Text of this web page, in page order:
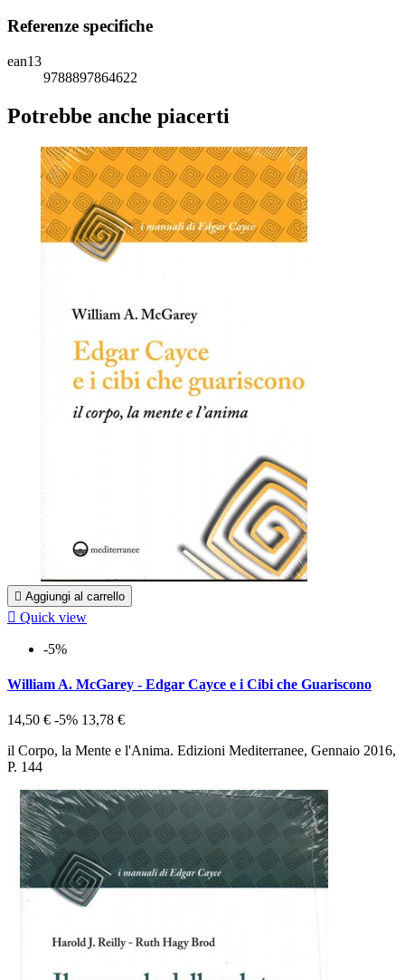
Referenze specifiche
ean13
9788897864622
Potrebbe anche piacerti
 Aggiungi al carrello
 Quick view
-5%
William A. McGarey - Edgar Cayce e i Cibi che Guariscono
14,50 € -5% 13,78 €
il Corpo, la Mente e l'Anima. Edizioni Mediterranee, Gennaio 2016,
P. 144